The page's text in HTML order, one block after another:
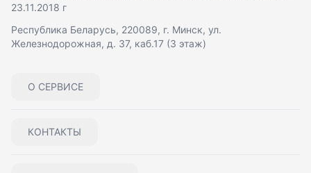
О СЕРВИСЕ
КОНТАКТЫ
23.11.2018 г
Республика Беларусь, 220089, г. Минск, ул.
Железнодорожная, д. 37, каб.17 (3 этаж)